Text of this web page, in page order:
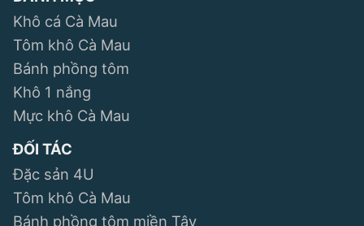
Khô cá Cà Mau
Tôm khô Cà Mau
Bánh phồng tôm
Khô 1 nắng
Mực khô Cà Mau
ĐỐI TÁC
Đặc sản 4U
Tôm khô Cà Mau
Bánh phồng tôm miền Tây